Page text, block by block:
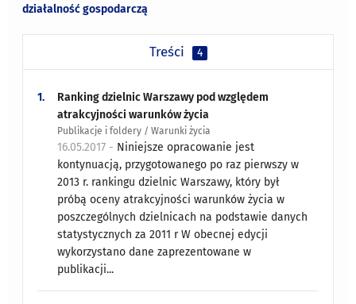
działalność gospodarczą
Treści 4
1.
Ranking dzielnic Warszawy pod względem
atrakcyjności warunków życia
Publikacje i foldery / Warunki życia
16.05.2017 - Niniejsze opracowanie jest
kontynuacją, przygotowanego po raz pierwszy w
2013 r. rankingu dzielnic Warszawy, który był
próbą oceny atrakcyjności warunków życia w
poszczególnych dzielnicach na podstawie danych
statystycznych za 2011 r W obecnej edycji
wykorzystano dane zaprezentowane w
publikacji...